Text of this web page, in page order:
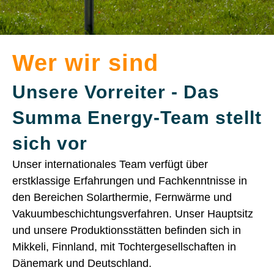
Wer wir sind
Unsere Vorreiter - Das
Summa Energy-Team stellt
sich vor
Unser internationales Team verfügt über
erstklassige Erfahrungen und Fachkenntnisse in
den Bereichen Solarthermie, Fernwärme und
Vakuumbeschichtungsverfahren. Unser Hauptsitz
und unsere Produktionsstätten befinden sich in
Mikkeli, Finnland, mit Tochtergesellschaften in
Dänemark und Deutschland.